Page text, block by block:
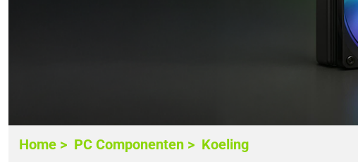
Home > PC Componenten > Koeling